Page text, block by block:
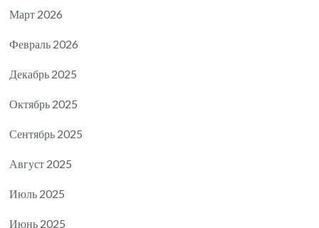
Март 2026
Февраль 2026
Декабрь 2025
Октябрь 2025
Сентябрь 2025
Август 2025
Июль 2025
Июнь 2025